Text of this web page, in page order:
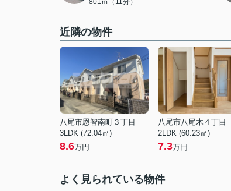
801ｍ（11分）
近隣の物件
八尾市恩智南町３丁目
3LDK (72.04㎡)
8.6万円
八尾市八尾木４丁目
2LDK (60.23㎡)
7.3万円
よく見られている物件